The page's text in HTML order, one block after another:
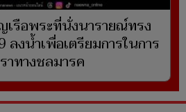
รือพระที่นั่งนารายณ์ทรง
งน้ำเพื่อเตรียมการในการ
ทางชลมารค